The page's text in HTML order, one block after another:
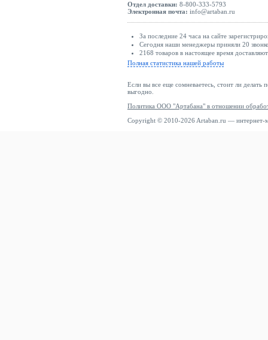
Отдел доставки: 8-800-333-5793
Электронная почта: info@artaban.ru
За последние 24 часа на сайте
Сегодня наши менеджеры приняли 20
2168 товаров в настоящее время
Полная статистика нашей работы
Если вы все еще сомневаетесь, стоит ли делать
выгодно.
Политика ООО "Артабана" в отношении
Copyright © 2010-2026 Artaban.ru — интернет-